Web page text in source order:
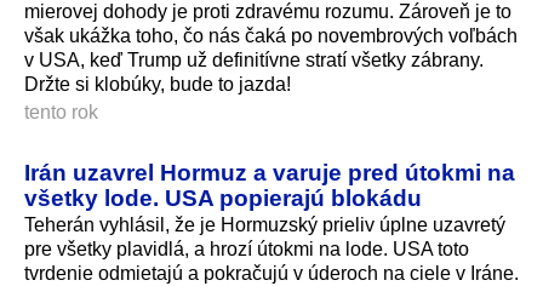
mierovej dohody je proti zdravému rozumu. Zároveň je to
však ukážka toho, čo nás čaká po novembrových voľbách
v USA, keď Trump už definitívne stratí všetky zábrany.
Držte si klobúky, bude to jazda!
tento rok
Irán uzavrel Hormuz a varuje pred útokmi na
všetky lode. USA popierajú blokádu
Teherán vyhlásil, že je Hormuzský prieliv úplne uzavretý
pre všetky plavidlá, a hrozí útokmi na lode. USA toto
tvrdenie odmietajú a pokračujú v úderoch na ciele v Iráne.